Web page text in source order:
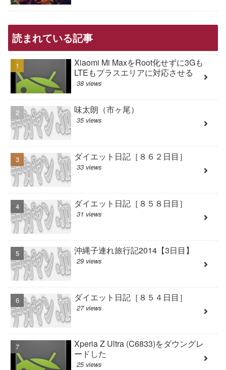
読まれている記事
Xiaomi Mi MaxをRoot化せずに3Gも
LTEもプラスエリアに対応させる
38 views
味太朗（市ヶ尾）
35 views
ダイエット日記［８６２日目］
33 views
ダイエット日記［８５８日目］
31 views
沖縄子連れ旅行記2014【3日目】
29 views
ダイエット日記［８５４日目］
27 views
Xperia Z Ultra (C6833)をダウングレ
ードした
25 views